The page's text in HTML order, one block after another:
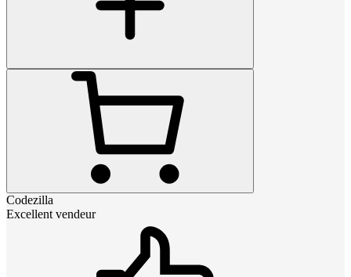
Codezilla
Excellent vendeur